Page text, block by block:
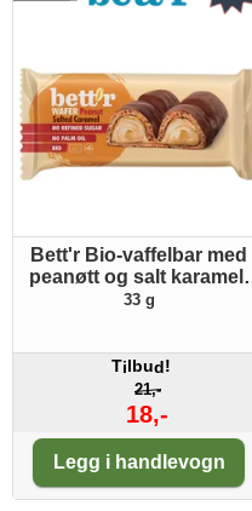
Bett'r Bio-vaffelbar med
peanøtt og salt karamell
ØKO
33 g
Tilbud!
21,-
18,-
Legg i handlevogn